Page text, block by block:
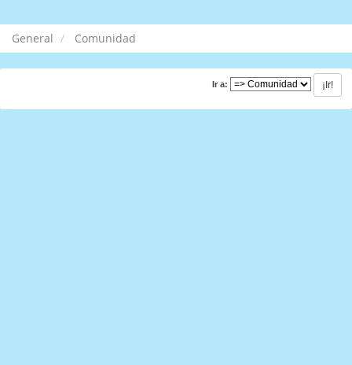
General Comunidad
Ir a: